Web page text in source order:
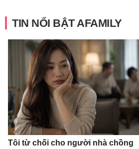
TIN NỔI BẬT AFAMILY
Tôi từ chối cho người nhà chồng